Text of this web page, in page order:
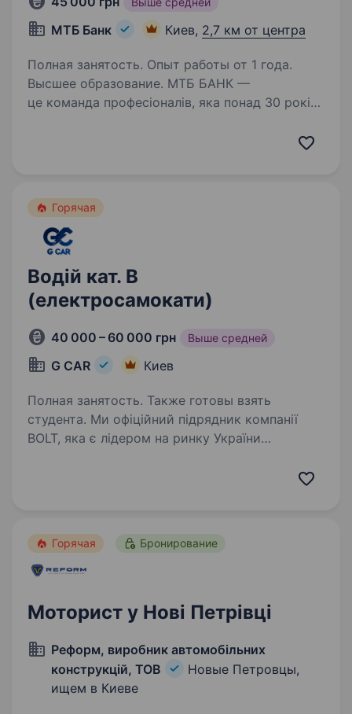
МТБ Банк Киев, 2,7 км от центра
Полная занятость. Опыт работы от 1 года.
Высшее образование. МТБ БАНК —
це команда професіоналів, яка понад 30 років
об'єднуючи традиційні цінності із сучасними
Горячая
Водій кат. В
(електросамокати)
40 000 – 60 000 грн Выше средней
G CAR Киев
Полная занятость. Также готовы взять
студента. Ми офіційний підрядник компанії
BOLT, яка є лідером на ринку України
команду водія (на легкове або вантажне авто)
Горячая Бронирование
Моторист у Нові Петрівці
Реформ, виробник автомобільних
конструкцій, ТОВ
Новые Петровцы,
ищем в Киеве